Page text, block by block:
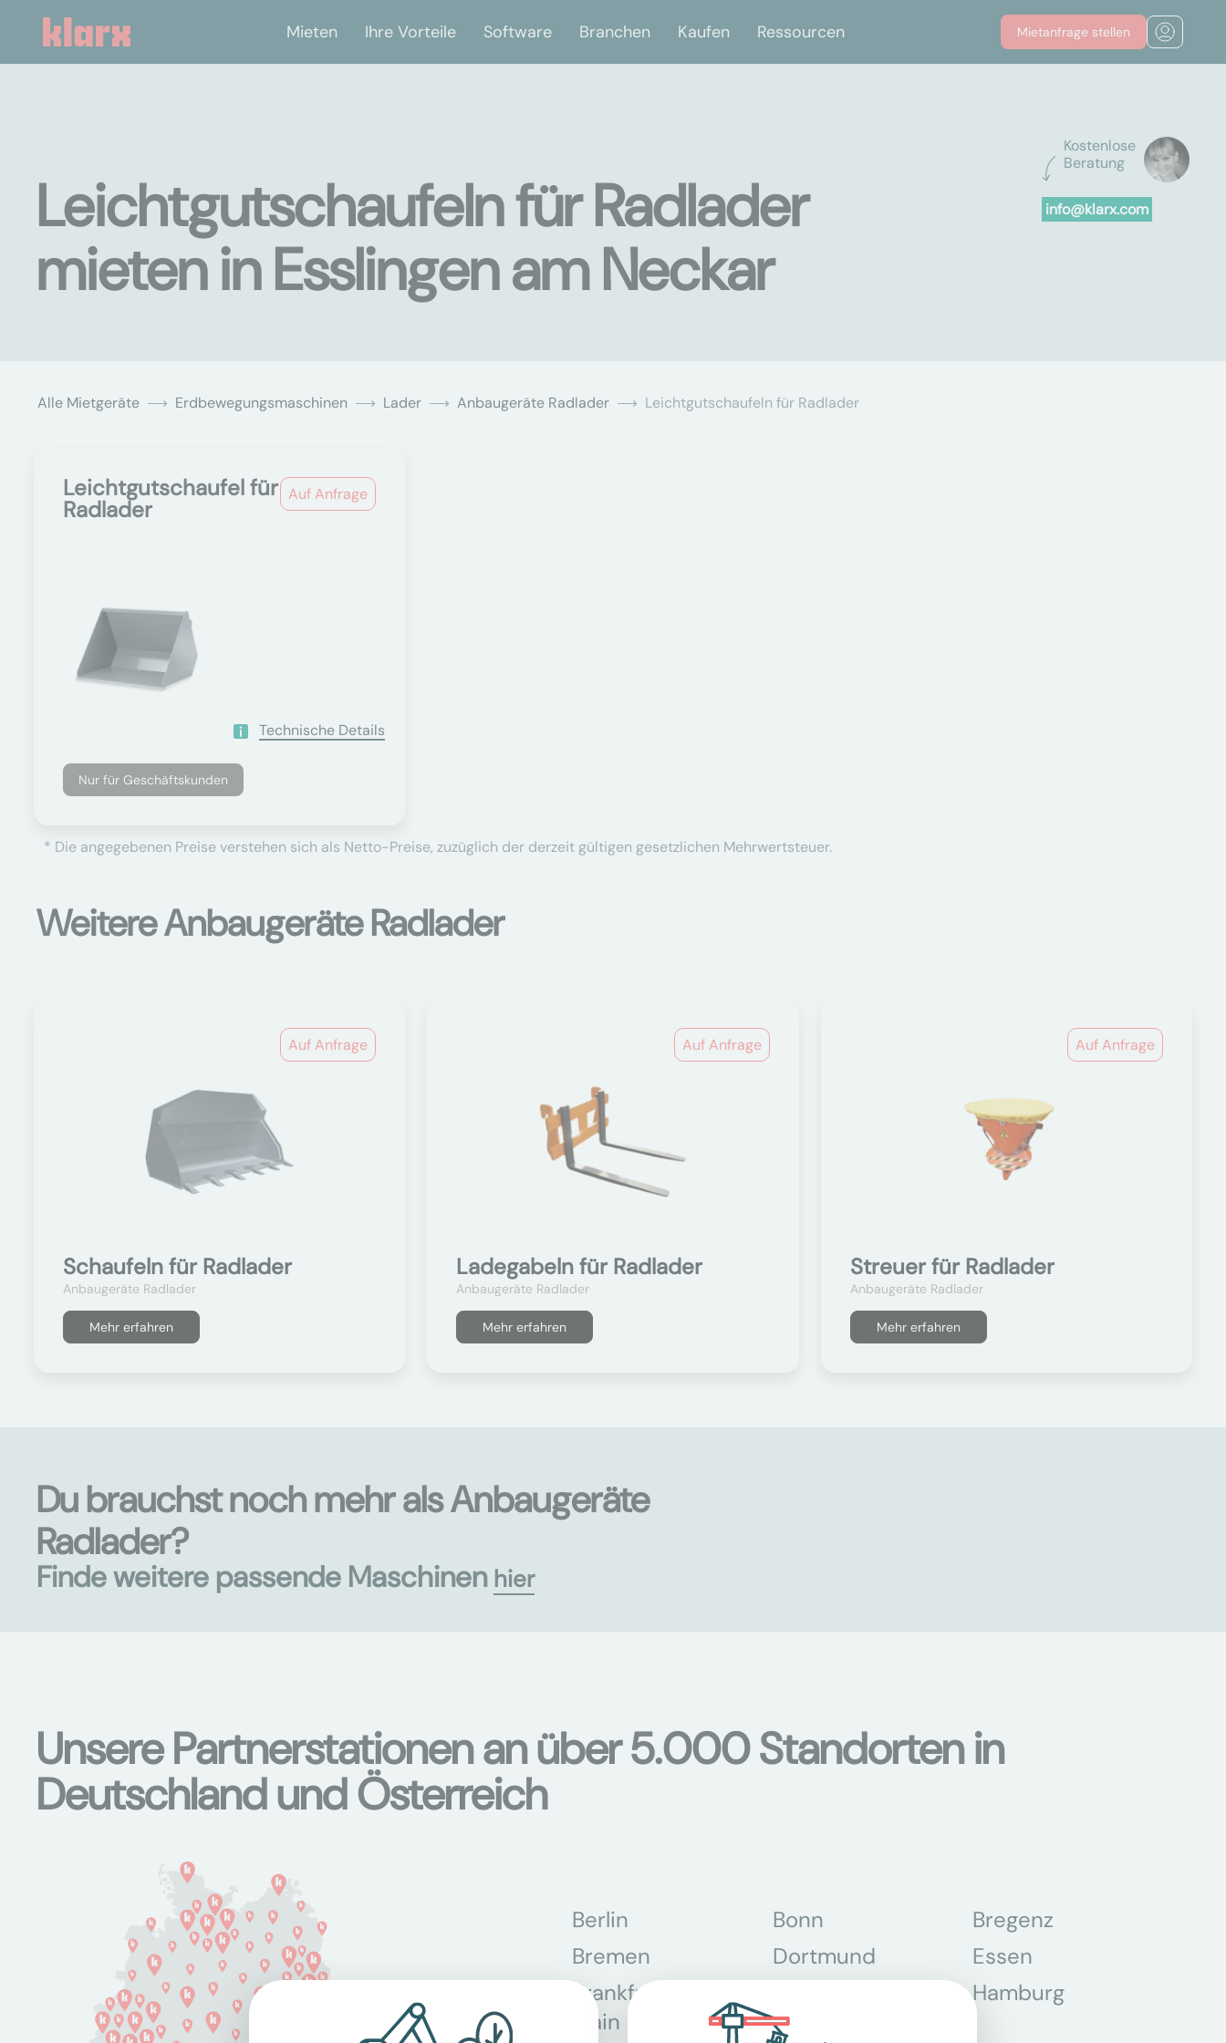
Mieten Ihre Vorteile Software Branchen Kaufen Ressourcen Mietanfrage stellen
Kostenlose
Beratung
info@klarx.com
Leichtgutschaufeln für Radlader
mieten in Esslingen am Neckar
Alle Mietgeräte Erdbewegungsmaschinen Lader Anbaugeräte Radlader Leichtgutschaufeln für Radlader
Auf Anfrage
Leichtgutschaufel für
Radlader
Technische Details
Nur für Geschäftskunden
* Die angegebenen Preise verstehen sich als Netto-Preise, zuzüglich der derzeit gültigen gesetzlichen Mehrwertsteuer.
Weitere Anbaugeräte Radlader
Auf Anfrage
Schaufeln für Radlader
Anbaugeräte Radlader
Mehr erfahren
Auf Anfrage
Ladegabeln für Radlader
Anbaugeräte Radlader
Mehr erfahren
Auf Anfrage
Streuer für Radlader
Anbaugeräte Radlader
Mehr erfahren
Du brauchst noch mehr als Anbaugeräte
Radlader?
Finde weitere passende Maschinen hier
Unsere Partnerstationen an über 5.000 Standorten in
Deutschland und Österreich
Berlin Bonn
Bregenz
Bremen
Dortmund
Essen
Frankfurt am
Main
Hamburg